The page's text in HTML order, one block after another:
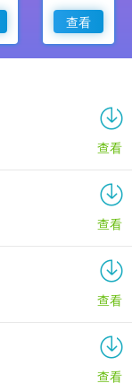
查看
查看
查看
查看
查看